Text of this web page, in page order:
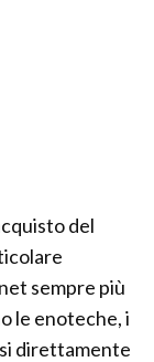
del
sempre più
le enoteche, i
direttamente